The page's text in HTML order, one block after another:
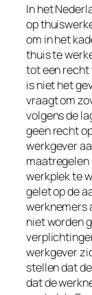
In het
op
om in het
thuis te
tot een recht
is niet het
vraagt om
volgens de
geen recht
werkgever
maatregelen
werkplek te
gelet op de
werknemers
niet worden
werkgever
stellen dat
dat de